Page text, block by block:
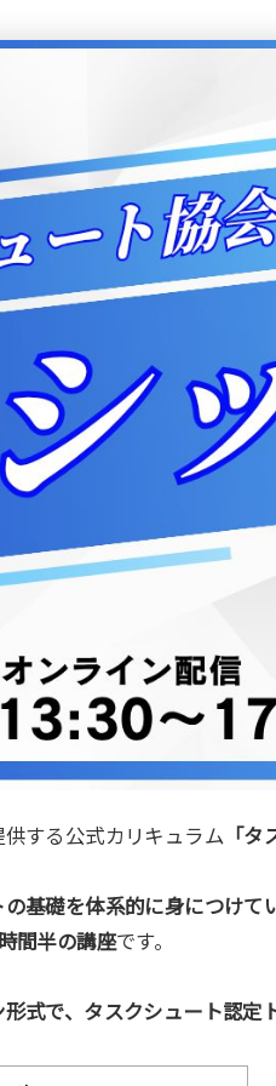
する公式カリキュラム 「
基礎を体系的に身につけて
間半の講座です。
式で、タスクシュート認定